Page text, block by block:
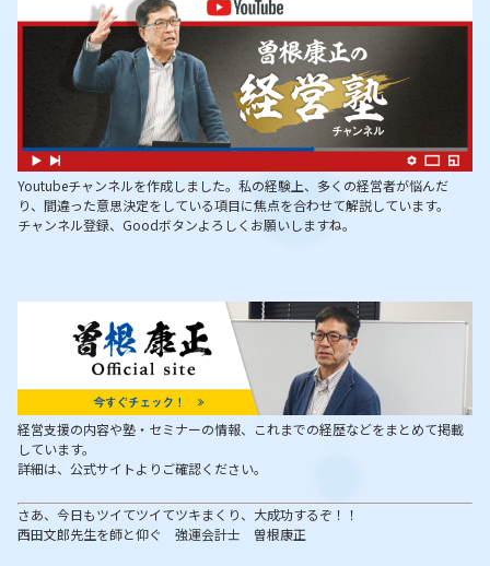
Youtubeチャンネルを作成しました。私の経験上、多くの経営者が悩んだ
り、間違った意思決定をしている項目に焦点を合わせて解説しています。
チャンネル登録、Goodボタンよろしくお願いしますね。
経営支援の内容や塾・セミナーの情報、これまでの経歴などをまとめて掲載
しています。
詳細は、公式サイトよりご確認ください。
さあ、今日もツイてツイてツキまくり、大成功するぞ！！
西田文郎先生を師と仰ぐ 強運会計士 曽根康正